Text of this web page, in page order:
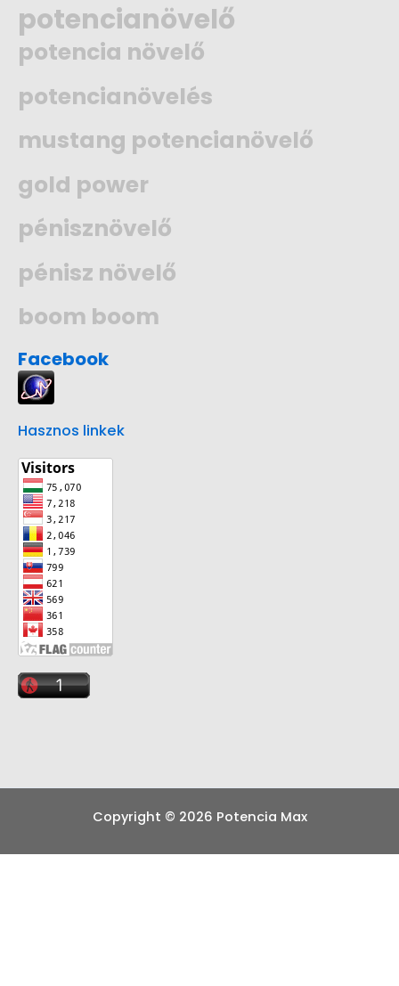
potencianövelő
potencia növelő
potencianövelés
mustang potencianövelő
gold power
pénisznövelő
pénisz növelő
boom boom
Facebook
Hasznos linkek
Copyright © 2026 Potencia Max